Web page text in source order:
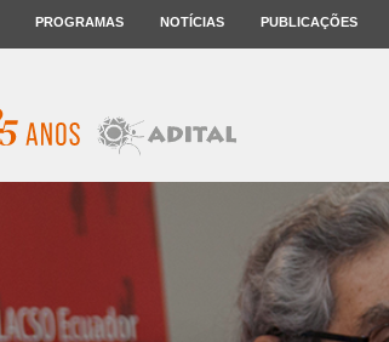
PROGRAMAS NOTÍCIAS PUBLICAÇÕES